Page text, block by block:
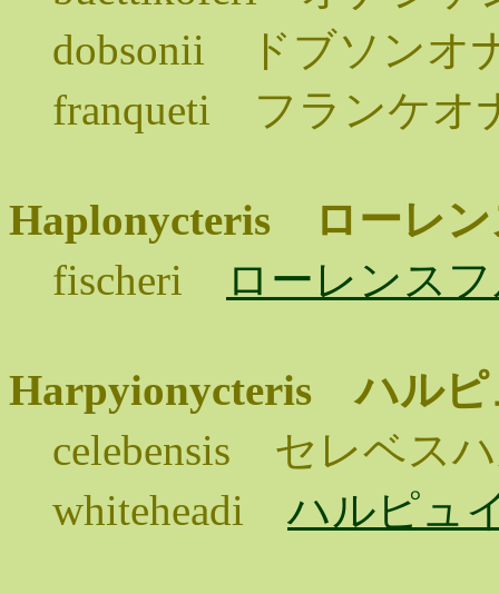
dobsonii ドブソンオ
franqueti フランケオ
Haplonycteris ローレ
fischeri
ローレンス
Harpyionycteris ハルピ
celebensis セレベス
whiteheadiハルピュ